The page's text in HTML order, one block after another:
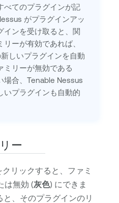
べてのプラグインが記
がプラグインアッ
インを受け取ると、関
ーが有効であれば、
しいプラグインを自動
ミリーが無効である
合、 Tenable Nessus
いプラグインも自動的
ー
クリックすると、ファミ
は無効 (灰色) にできま
、そのプラグインのリ